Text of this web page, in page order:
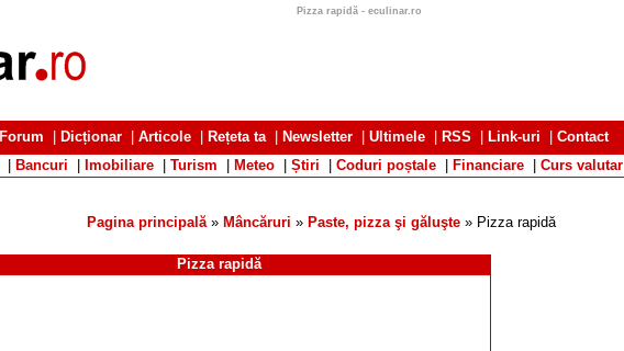
Pizza rapidă - eculinar.ro
Forum Dicționar Articole Rețeta ta| Newsletter Ultimele RSS Link-uri
Contact
Bancuri Imobiliare Turism Meteo Știri Coduri poștale Financiare Curs valutar
Pagina principală» Mâncăruri » Paste, pizza şi găluşte » Pizza rapidă
Pizza rapidă